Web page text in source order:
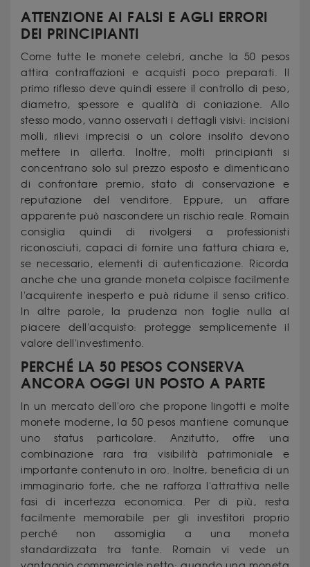
ATTENZIONE AI FALSI E AGLI ERRORI
DEI PRINCIPIANTI
Come tutte le monete celebri, anche la 50 pesos
attira contraffazioni e acquisti poco preparati. Il
primo riflesso deve quindi essere il controllo di peso,
diametro, spessore e qualità di coniazione. Allo
stesso modo, vanno osservati i dettagli visivi: incisioni
molli, rilievi imprecisi o un colore insolito devono
mettere in allerta. Inoltre, molti principianti si
concentrano solo sul prezzo esposto e dimenticano
di confrontare premio, stato di conservazione e
reputazione del venditore. Eppure, un affare
apparente può nascondere un rischio reale. Romain
consiglia quindi di rivolgersi a professionisti
riconosciuti, capaci di fornire una fattura chiara e,
se necessario, elementi di autenticazione. Ricorda
anche che una grande moneta colpisce facilmente
l'acquirente inesperto e può ridurne il senso critico.
In altre parole, la prudenza non toglie nulla al
piacere dell'acquisto: protegge semplicemente il
valore dell'investimento.
PERCHÉ LA 50 PESOS CONSERVA
ANCORA OGGI UN POSTO A PARTE
In un mercato dell'oro che propone lingotti e molte
monete moderne, la 50 pesos mantiene comunque
uno status particolare. Anzitutto, offre una
combinazione rara tra visibilità patrimoniale e
importante contenuto in oro. Inoltre, beneficia di un
immaginario forte, che ne rafforza l'attrattiva nelle
fasi di incertezza economica. Per di più, resta
facilmente memorabile per gli investitori proprio
perché non assomiglia a una moneta
standardizzata tra tante. Romain vi vede un